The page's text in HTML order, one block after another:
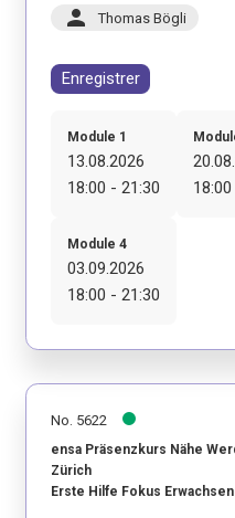
person Thomas Bögli
Enregistrer
Module 1
13.08.2026
18:00 - 21:30
Module 4
03.09.2026
18:00 - 21:30
No. 5622
ensa Präsenzkurs Nähe
Zürich
Erste Hilfe Fokus